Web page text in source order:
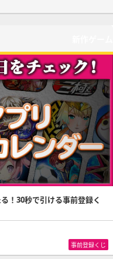
！30秒で引ける事前登録く
事前登録くじ